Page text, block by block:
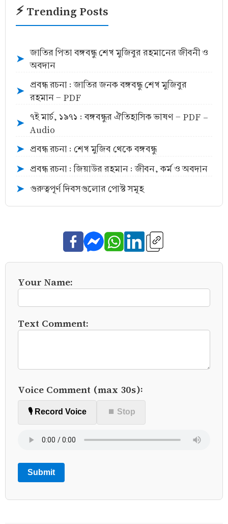
⚡ Trending Posts
➤
জাতির পিতা বঙ্গবন্ধু শেখ মুজিবুর রহমানের জীবনী ও
অবদান
➤
প্রবন্ধ রচনা : জাতির জনক বঙ্গবন্ধু শেখ মুজিবুর
রহমান - PDF
➤
৭ই মার্চ, ১৯৭১ : বঙ্গবন্ধুর ঐতিহাসিক ভাষণ - PDF -
Audio
➤ প্রবন্ধ রচনা : শেখ মুজিব থেকে বঙ্গবন্ধু
➤ প্রবন্ধ রচনা : জিয়াউর রহমান : জীবন, কর্ম ও অবদান
➤ গুরুত্বপূর্ণ দিবসগুলোর পোস্ট সমূহ
Your Name:
Text Comment:
Voice Comment (max 30s):
🎙️ Record Voice ⏹ Stop
Submit